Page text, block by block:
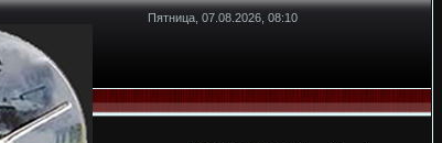
Пятница, 07.08.2026, 08:10